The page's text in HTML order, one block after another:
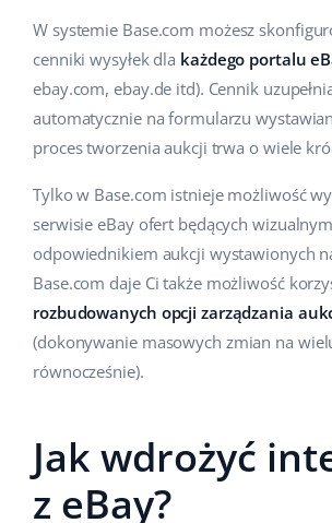
W systemie Base.com możesz
cenniki wysyłek dla każdego portalu
ebay.com, ebay.de itd). Cennik
automatycznie na formularzu
proces tworzenia aukcji trwa o wiele
Tylko w Base.com istnieje możliwość
serwisie eBay ofert będących wizualnym
odpowiednikiem aukcji wystawionych
Base.com daje Ci także możliwość
rozbudowanych opcji zarządzania
(dokonywanie masowych zmian na
równocześnie).
Jak wdrożyć
z eBay?